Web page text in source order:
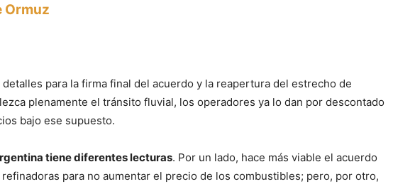
Ormuz
para la firma final del acuerdo y la reapertura del estrecho de
plenamente el tránsito fluvial, los operadores ya lo dan por descontado
bajo ese supuesto.
tiene diferentes lecturas. Por un lado, hace más viable el acuerdo
para no aumentar el precio de los combustibles; pero, por otro,